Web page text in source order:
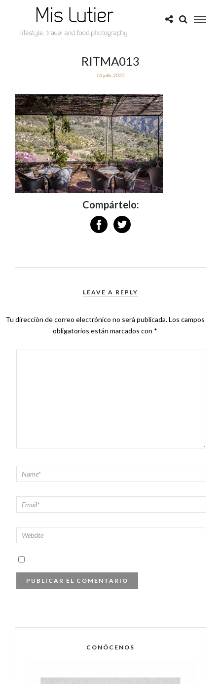
RITMA013
16 julio, 2025
Compártelo:
LEAVE A REPLY
Tu dirección de correo electrónico no será publicada.Los campos
obligatorios están marcados con *
CONÓCENOS